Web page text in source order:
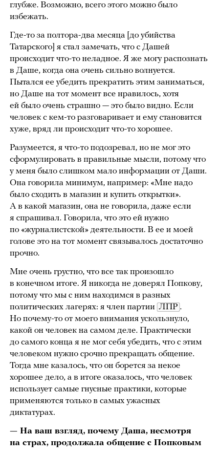
глубже. Возможно, всего этого можно было
избежать.
Где-то за полтора-два месяца [до убийства
Татарского] я стал замечать, что с Дашей
происходит что-то неладное. Я же могу распознать
в Даше, когда она очень сильно волнуется.
Пытался ее убедить прекратить этим заниматься,
но Даше на тот момент все нравилось, хотя
ей было очень страшно — это было видно. Если
человек с кем-то разговаривает и ему становится
хуже, вряд ли происходит что-то хорошее.
Разумеется, я что-то подозревал, но не мог это
сформулировать в правильные мысли, потому что
у меня было слишком мало информации от Даши.
Она говорила минимум, например: «Мне надо
было сходить в магазин и купить открытки».
А в какой магазин, она не говорила, даже если
я спрашивал. Говорила, что это ей нужно
по «журналистской» деятельности. В ее и моей
голове это на тот момент связывалось достаточно
прочно.
Мне очень грустно, что все так произошло
в конечном итоге. Я никогда не доверял Попкову,
потому что мы с ним находимся в разных
политических лагерях: я член партии ЛПР .
Но почему-то от моего внимания ускользнуло,
какой он человек на самом деле. Практически
до самого конца я не мог себя убедить, что с этим
человеком нужно срочно прекращать общение.
Тогда мне казалось, что он борется за некое
хорошее дело, а в итоге оказалось, что человек
использует самые гнусные практики, которые
применяются только в самых ужасных
диктатурах.
— На ваш взгляд, почему Даша, несмотря
на страх, продолжала общение с Попковым